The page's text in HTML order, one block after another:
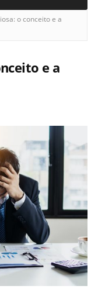
o conceito e a
e a